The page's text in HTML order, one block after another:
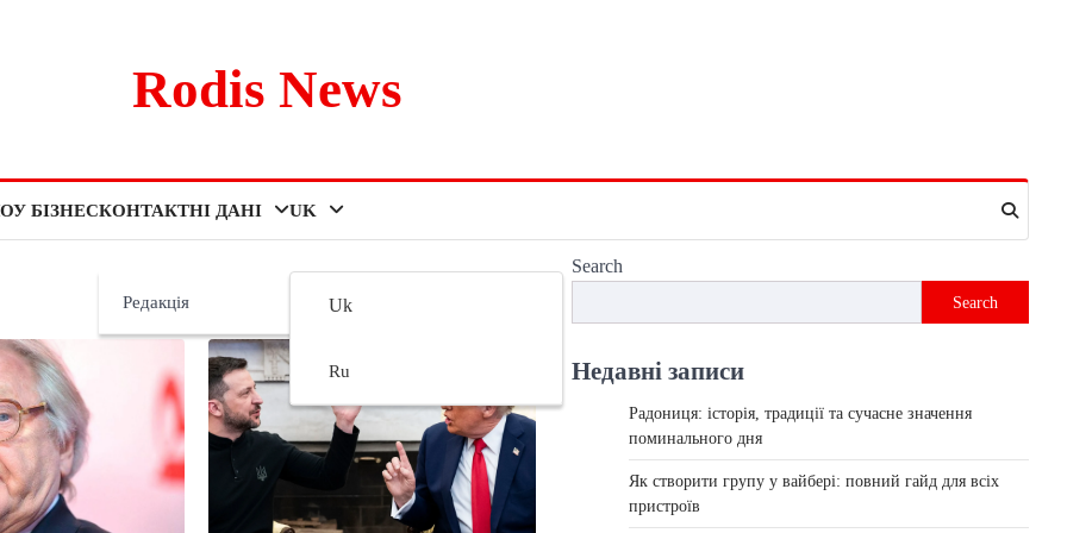
Rodis News
БІЗНЕСКОНТАКТНІ ДАНІ
Редакція
UK
Uk
Ru
Search
Search
Недавні записи
Радониця: історія, традиції та сучасне значення
поминального дня
Як створити групу у вайбері: повний гайд для всіх
пристроїв